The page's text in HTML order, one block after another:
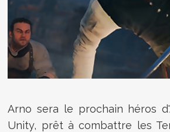
Arno sera le prochain héros
Unity, prêt à combattre les